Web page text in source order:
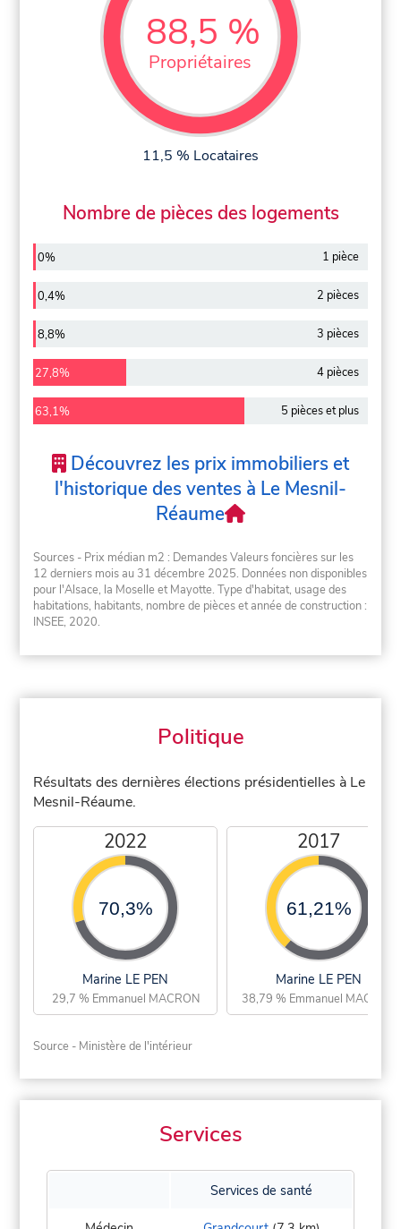
88,5 %
Propriétaires
11,5 % Locataires
Nombre de pièces des logements
0% 1 pièce
0,4% 2 pièces
8,8% 3 pièces
27,8% 4 pièces
63,1% 5 pièces et plus
Découvrez les prix immobiliers et
l'historique des ventes à Le Mesnil-
Réaume
Sources - Prix médian m2 : Demandes Valeurs foncières sur les
12 derniers mois au 31 décembre 2025. Données non disponibles
pour l'Alsace, la Moselle et Mayotte. Type d'habitat, usage des
habitations, habitants, nombre de pièces et année de construction :
INSEE, 2020.
Politique
Résultats des dernières élections présidentielles à Le
Mesnil-Réaume.
2022
70,3%
Marine LE PEN
29,7 % Emmanuel MACRON
2017
61,21%
Marine LE PEN
38,79 % Emmanuel MACRON
Source - Ministère de l'intérieur
Services
Services de santé